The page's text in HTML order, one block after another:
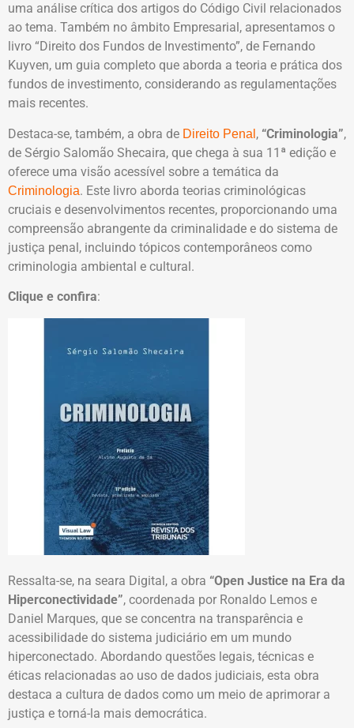
uma análise crítica dos artigos do Código Civil relacionados
ao tema. Também no âmbito Empresarial, apresentamos o
livro “Direito dos Fundos de Investimento”, de Fernando
Kuyven, um guia completo que aborda a teoria e prática dos
fundos de investimento, considerando as regulamentações
mais recentes.
Destaca-se, também, a obra de Direito Penal , “Criminologia”,
de Sérgio Salomão Shecaira, que chega à sua 11ª edição e
oferece uma visão acessível sobre a temática da
Criminologia. Este livro aborda teorias criminológicas
cruciais e desenvolvimentos recentes, proporcionando uma
compreensão abrangente da criminalidade e do sistema de
justiça penal, incluindo tópicos contemporâneos como
criminologia ambiental e cultural.
Clique e confira:
Ressalta-se, na seara Digital, a obra “Open Justice na Era da
Hiperconectividade”, coordenada por Ronaldo Lemos e
Daniel Marques, que se concentra na transparência e
acessibilidade do sistema judiciário em um mundo
hiperconectado. Abordando questões legais, técnicas e
éticas relacionadas ao uso de dados judiciais, esta obra
destaca a cultura de dados como um meio de aprimorar a
justiça e torná-la mais democrática.